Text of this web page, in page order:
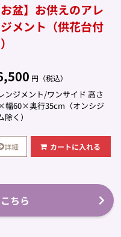
お盆】お供えのアレ
メント（供花台付
円（税込）
ンジメント/ワンサイド 高さ
幅60×奥行35cm（オンシジ
除く）
詳細 カートに入れる
ちら